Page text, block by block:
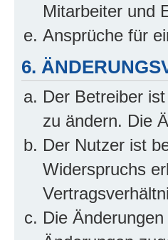
Mitarbeiter und
Ansprüche für
6.
Der Betreiber
zu ändern. Die
Der Nutzer ist
Widerspruchs
Die